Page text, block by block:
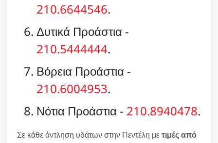
210.6644546.
Δυτικά Προάστια -
210.5444444.
Βόρεια Προάστια -
210.6004953.
Νότια Προάστια - 210.8940478.
Σε κάθε άντληση υδάτων στην Πεντέλη μετιμές από